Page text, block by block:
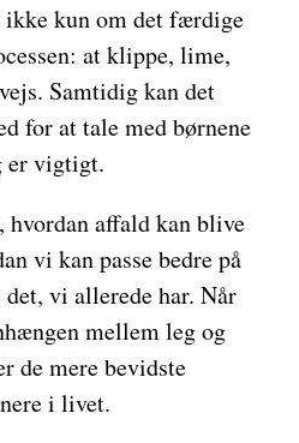
kun om det færdige
at klippe, lime,
Samtidig kan det
for at tale med børnene
er vigtigt.
affald kan blive
vi kan passe bedre på
vi allerede har. Når
mellem leg og
de mere bevidste
i livet.